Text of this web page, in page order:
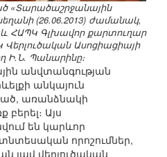
«Տարածաշրջանային
(26.06.2013) ժամանակ,
ՀԱՊԿ Գլխավոր քարտուղար
Վերլուծական Ասոցիացիայի
Ի.Ն. Պանարինը։
անվտանգության
անկայուն
առանձնակի
Այս
են կարևոր
որոշումներ,
լավ վերլուծական